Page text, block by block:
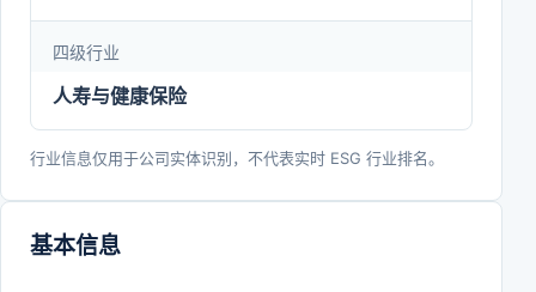
四级行业
人寿与健康保险
行业信息仅用于公司实体识别，不代表实时 ESG 行业排名。
基本信息